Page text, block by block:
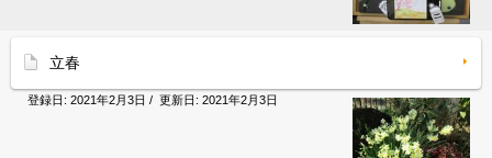
立春
登録日: 2021年2月3日 / 更新日: 2021年2月3日